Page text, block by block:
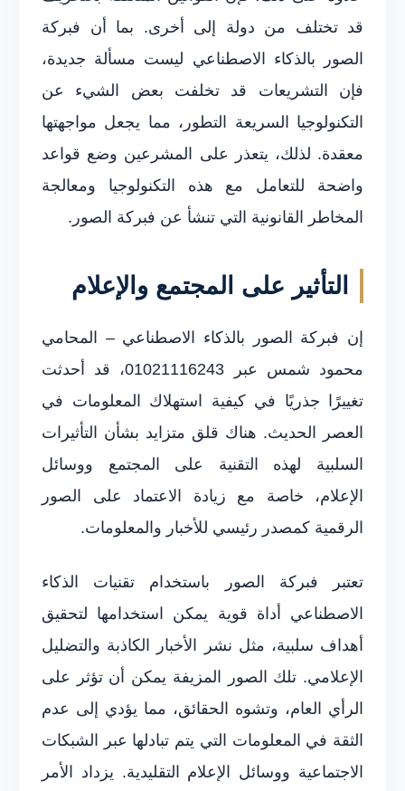
قد تختلف من دولة إلى أخرى. بما أن فبركة
الصور بالذكاء الاصطناعي ليست مسألة جديدة،
فإن التشريعات قد تخلفت بعض الشيء عن
التكنولوجيا السريعة التطور، مما يجعل مواجهتها
معقدة. لذلك، يتعذر على المشرعين وضع قواعد
واضحة للتعامل مع هذه التكنولوجيا ومعالجة
المخاطر القانونية التي تنشأ عن فبركة الصور.
التأثير على المجتمع والإعلام
إن فبركة الصور بالذكاء الاصطناعي – المحامي
محمود شمس عبر 01021116243، قد أحدثت
تغييرًا جذريًا في كيفية استهلاك المعلومات في
العصر الحديث. هناك قلق متزايد بشأن التأثيرات
السلبية لهذه التقنية على المجتمع ووسائل
الإعلام، خاصة مع زيادة الاعتماد على الصور
الرقمية كمصدر رئيسي للأخبار والمعلومات.
تعتبر فبركة الصور باستخدام تقنيات الذكاء
الاصطناعي أداة قوية يمكن استخدامها لتحقيق
أهداف سلبية، مثل نشر الأخبار الكاذبة والتضليل
الإعلامي. تلك الصور المزيفة يمكن أن تؤثر على
الرأي العام، وتشوه الحقائق، مما يؤدي إلى عدم
الثقة في المعلومات التي يتم تبادلها عبر الشبكات
الاجتماعية ووسائل الإعلام التقليدية. يزداد الأمر